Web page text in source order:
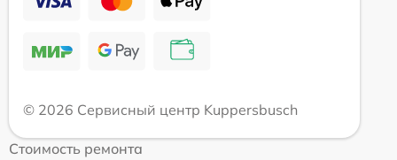
© 2026 Сервисный центр Kuppersbusch
Стоимость ремонта